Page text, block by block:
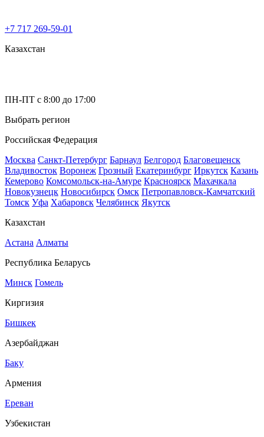
+7 717 269-59-01
Казахстан
ПН-ПТ с 8:00 до 17:00
Выбрать регион
Российская Федерация
Москва Санкт-Петербург Барнаул Белгород Благовещенск
Владивосток Воронеж Грозный Екатеринбург Иркутск Казань
Кемерово Комсомольск-на-Амуре Красноярск Махачкала
Новокузнецк Новосибирск Омск Петропавловск-Камчатский
Томск Уфа Хабаровск Челябинск Якутск
Казахстан
Астана Алматы
Республика Беларусь
Минск Гомель
Киргизия
Бишкек
Азербайджан
Баку
Армения
Ереван
Узбекистан